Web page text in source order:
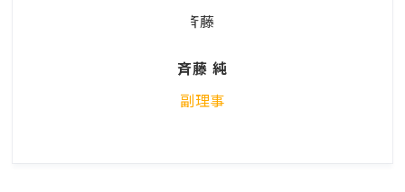
斉藤 純
副理事